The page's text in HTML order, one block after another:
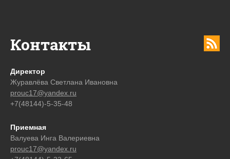
Контакты
Директор
Журавлёва Светлана Ивановна
prouc17@yandex.ru
+7(48144)-5-35-48
Приемная
Валуева Инга Валериевна
prouc17@yandex.ru